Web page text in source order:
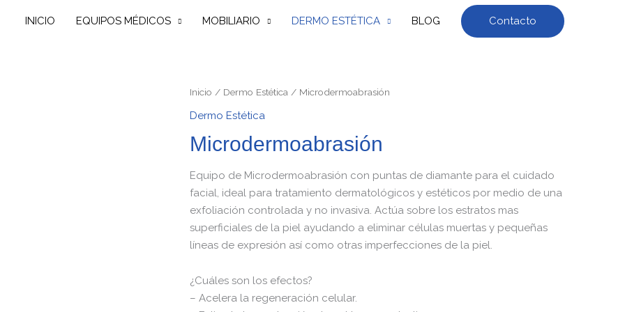
INICIO EQUIPOS MÉDICOS MOBILIARIO DERMO ESTÉTICA BLOG Contacto
Inicio / Dermo Estética / Microdermoabrasión
Dermo Estética
Microdermoabrasión
Equipo de Microdermoabrasión con puntas de diamante para el cuidado
facial, ideal para tratamiento dermatológicos y estéticos por medio de una
exfoliación controlada y no invasiva. Actúa sobre los estratos mas
superficiales de la piel ayudando a eliminar células muertas y pequeñas
líneas de expresión así como otras imperfecciones de la piel.
¿Cuáles son los efectos?
– Acelera la regeneración celular.